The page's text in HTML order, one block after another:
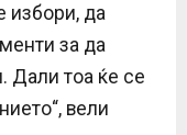
избори, да
за да
Дали тоа ќе се
вели